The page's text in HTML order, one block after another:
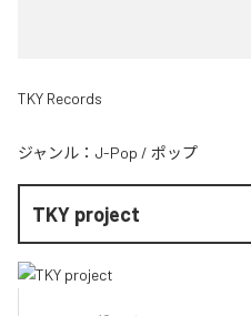
TKY Records
ジャンル： J-Pop / ポップ
TKY project